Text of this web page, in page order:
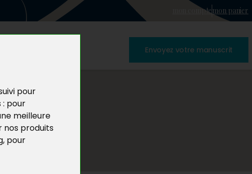
pour
pour
meilleure
nos produits
, pour
mon comptemon panier
Envoyez votre manuscrit